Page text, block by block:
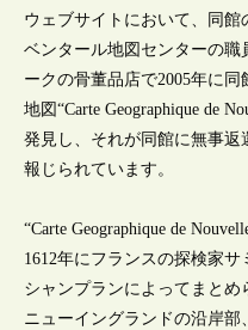
ウェブサイトにおいて、同館
ベンタール地図センターの職
ークの骨董品店で2005年に同
地図“Carte Geographique de
発見し、それが同館に無事返
報じられています。
“Carte Geographique de
1612年にフランスの探検家サ
シャンプランによってまとめ
ニューイングランドの沿岸部